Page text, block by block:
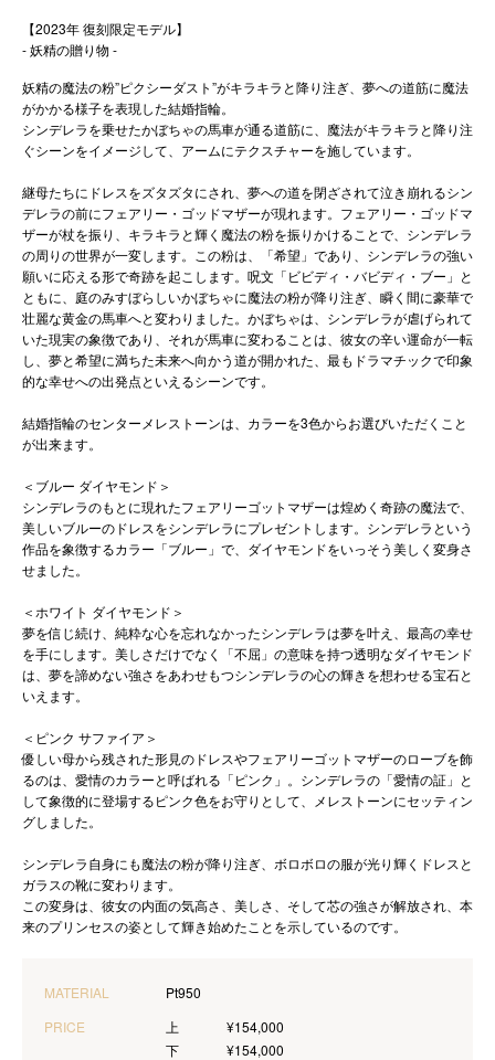
【2023年 復刻限定モデル】
- 妖精の贈り物 -
妖精の魔法の粉”ピクシーダスト”がキラキラと降り注ぎ、夢への道筋に魔法
がかかる様子を表現した結婚指輪。
シンデレラを乗せたかぼちゃの馬車が通る道筋に、魔法がキラキラと降り注
ぐシーンをイメージして、アームにテクスチャーを施しています。
継母たちにドレスをズタズタにされ、夢への道を閉ざされて泣き崩れるシン
デレラの前にフェアリー・ゴッドマザーが現れます。フェアリー・ゴッドマ
ザーが杖を振り、キラキラと輝く魔法の粉を振りかけることで、シンデレラ
の周りの世界が一変します。この粉は、「希望」であり、シンデレラの強い
願いに応える形で奇跡を起こします。呪文「ビビディ・バビディ・ブー」と
ともに、庭のみすぼらしいかぼちゃに魔法の粉が降り注ぎ、瞬く間に豪華で
壮麗な黄金の馬車へと変わりました。かぼちゃは、シンデレラが虐げられて
いた現実の象徴であり、それが馬車に変わることは、彼女の辛い運命が一転
し、夢と希望に満ちた未来へ向かう道が開かれた、最もドラマチックで印象
的な幸せへの出発点といえるシーンです。
結婚指輪のセンターメレストーンは、カラーを3色からお選びいただくこと
が出来ます。
＜ブルー ダイヤモンド＞
シンデレラのもとに現れたフェアリーゴットマザーは煌めく奇跡の魔法で、
美しいブルーのドレスをシンデレラにプレゼントします。シンデレラという
作品を象徴するカラー「ブルー」で、ダイヤモンドをいっそう美しく変身さ
せました。
＜ホワイト ダイヤモンド＞
夢を信じ続け、純粋な心を忘れなかったシンデレラは夢を叶え、最高の幸せ
を手にします。美しさだけでなく「不屈」の意味を持つ透明なダイヤモンド
は、夢を諦めない強さをあわせもつシンデレラの心の輝きを想わせる宝石と
いえます。
＜ピンク サファイア＞
優しい母から残された形見のドレスやフェアリーゴットマザーのローブを飾
るのは、愛情のカラーと呼ばれる「ピンク」。シンデレラの「愛情の証」と
して象徴的に登場するピンク色をお守りとして、メレストーンにセッティン
グしました。
シンデレラ自身にも魔法の粉が降り注ぎ、ボロボロの服が光り輝くドレスと
ガラスの靴に変わります。
この変身は、彼女の内面の気高さ、美しさ、そして芯の強さが解放され、本
来のプリンセスの姿として輝き始めたことを示しているのです。
MATERIAL
Pt950
PRICE
上
¥154,000
下
¥154,000